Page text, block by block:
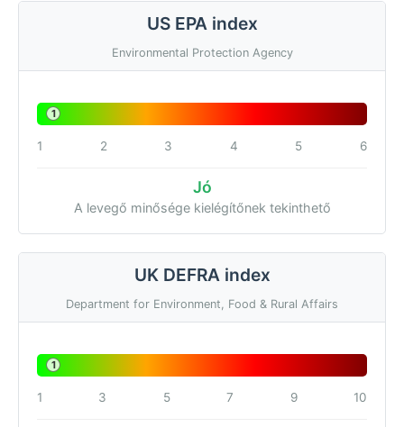
US EPA index
Environmental Protection Agency
1
1 2 3 4 5 6
Jó
A levegő minősége kielégítőnek tekinthető
UK DEFRA index
Department for Environment, Food & Rural Affairs
1
1 3 5 7 9 10